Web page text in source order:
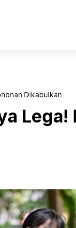
Dikabulkan
Lega!